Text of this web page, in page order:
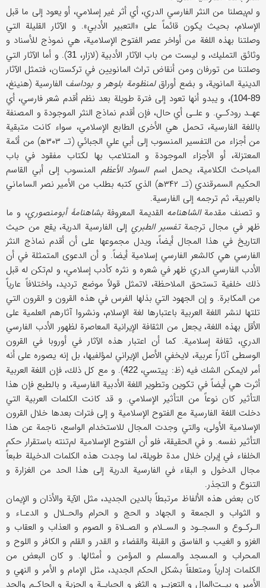
و لم‌يصلنا من النثر الفارسي الدري، أي أثر غير إسلامي، أو يعود إلى ما قبل
الإسلام، بحيث يكون قائماً على «التعبير الأدبي». و الآثار القليلة التي
وصلتنا بهذه اللغة من أواخر عصر الفتوح الإسلامية، هي نموذج للأسناد و
وثائق التمليك، و ليست من باب الآثار الأدبية (لازار، 31). و أما الآثار التي
وصلتنا من تورفان ومن أنقاض تراث المانويين في تركستان، فتمثل الآثار
الدينية المانوية، و بضع أوراقلمنظومة بلوهر و بوداسف الفارسية (هنينغ،
89-104)
، و يبدو أنها تعود إلى فترة طويلة بعد نظم أقدم شعر فارسي، أي
عهـد رودكـي. و علـى أي حال، فإن أقدم نماذج النثر الموجودة و المصنفة
باللغة الفارسية، تحمل هي الأخرى الطابع الإسلامي، سواء كانت متبقية
من أجزاء من التفسير المنسوب إلى أبي علي الجبائي (تـ‍ ۳۰۳ه‍) من أئمة
المعتزلة، أو الأجزاء الموجودة و المتلاعب بها لكتاب مفقود في باب
المباحث الكلامية، يحمل اسم السواد الأعظم المنسوب إلى أبي القاسم
الحكيم السمرقندي (تـ ۳۴۲ه‍) الذي كتبه بطلب من الأمير نصر الساماني
بالعربية، ثم ترجمه إلى الفارسية.
و تصنف مقدمةالشاهنامه القديمة المعروفة بشاهنامۀ أبومنصوري، و ما
ظهر في مجال ترجمةتفسير الطبري إلى الفارسية الدرية، يقع من حيث
التاريخ في هذا المجال أيضاً، ويدل مجموعها على أن أقدم نماذج النثر
الفارسي هي كالشعر الفارسي إسلامية أيضاً. و أن الدعوى المتمثلة في أن
الأدب الفارسي الدري ظهر في شعره و نثره كأدب إسلامي، و لم‌تكن له قبل
ذلك خلفية تستحق الملاحظة، لاتمثل قولاً موضع ترديد، واختلافاً عارياً
من المكابرة. و إن الجهود التي بذلها الفرس في هذه القرون و القرون التي
تلتها لنشر اللغة العربية باعتبارها لغة الإسلام، ونشروا آثارهم العلمية على
الأقل بهذه اللغة، يجعل من الثقافة الإيرانية المعاصرة لظهور الأدب الفارسي
الدري، ثقافة إسلامية. كما أن اعتبار هذه الآثار في أوروبا في القرون
الوسطى آثاراً عربية، لايخفي الأصل الإيراني لمؤلفيها، بل إنه يصوره على أنه
أمر لايمكن الشك فيه (ظ: پيتسي، 422). و مع كل ذلك، فإن اللغة العربية
أثرت هي أيضاً في تكوين وتطوير اللغة الأدبية الفارسية، و بالطبع فإن هذا
التأثير كان نوعاً من التأثير الإسلامي. و قد كانت الكلمات العربية التي
دخلت اللغة الفارسية مع الفتوح الإسلامية و إلى فترات بعدها خلال القرون
الإسلامية الأولى، والتي وجدت المجال للاستخدام الواسع، ناجمة عن هذا
التأثير نفسه. و في الحقيقة، فلو أن الفتوح الإسلامية لم‌تنته باستقرار حكم
الخلفاء في إيران خلال مدة طويلة، لما وجدت هذه الكلمات الدخيلة طبعاً
مجال الدخول و البقاء في الفارسية الدرية إلى هذا الحد من الغزارة و
التنوع و التجذر.
كان بعض هذه الألفاظ مرتبطاً بالدين الجديد، مثل الآية والأذان و الإيمان
و الثواب و الجمعة و الجهاد و الحج و الحرام والحـلال و الدعـاء و
الـركـوع و السجـود و السـلام و الصـلاة و الصوم و العذاب و العقاب و
الغزو و الغيب و الفاسق و القبلة والقضاء و القدر و القلم و الكافر و اللوح و
المحراب و المسجد والمسلم و المؤمن و أمثالها. و كان البعض من
الكلمات إدارياً ومتعلقاً بشكل الحكم الجديد، مثل الإمام و الأمر و النهي و
الأمير و بيـت‌المال و التعزيـر و الثغر و الجبايـة و الجزية و الحاكـم والحد